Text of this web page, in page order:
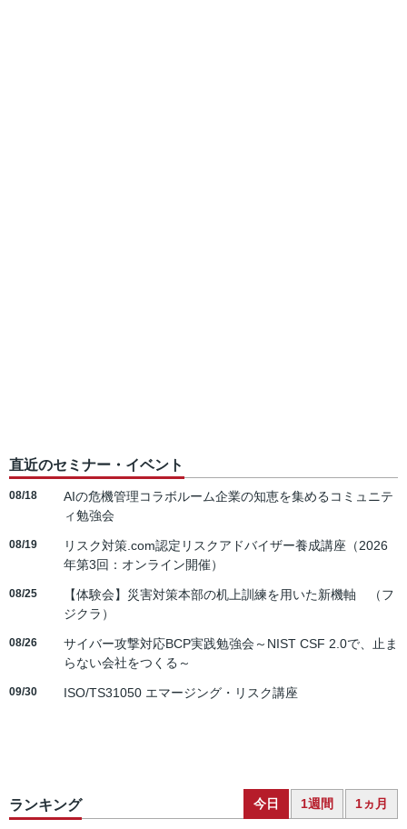
直近のセミナー・イベント
08/18
AIの危機管理コラボルーム企業の知恵を集めるコミュニテ
ィ勉強会
08/19
リスク対策.com認定リスクアドバイザー養成講座（2026
年第3回：オンライン開催）
08/25
【体験会】災害対策本部の机上訓練を用いた新機軸 （フ
ジクラ）
08/26
サイバー攻撃対応BCP実践勉強会～NIST CSF 2.0で、止ま
らない会社をつくる～
09/30 ISO/TS31050 エマージング・リスク講座
ランキング 今日 1週間 1ヵ月